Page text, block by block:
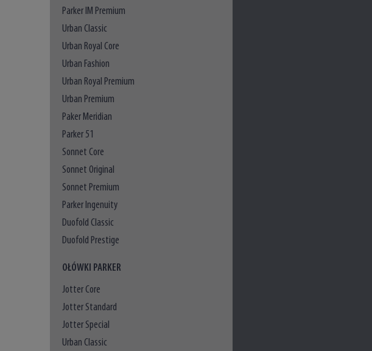
Parker IM Premium
Urban Classic
Urban Royal Core
Urban Fashion
Urban Royal Premium
Urban Premium
Paker Meridian
Parker 51
Sonnet Core
Sonnet Original
Sonnet Premium
Parker Ingenuity
Duofold Classic
Duofold Prestige
OŁÓWKI PARKER
Jotter Core
Jotter Standard
Jotter Special
Urban Classic